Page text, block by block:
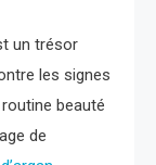
un trésor
les signes
beauté
de